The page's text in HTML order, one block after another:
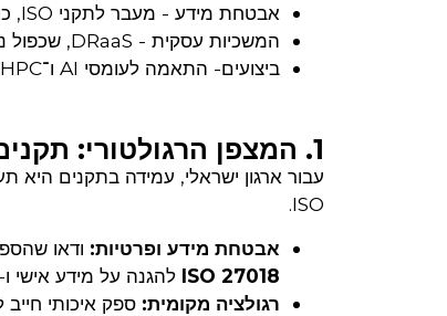
אבטחת מידע - מעבר לתקני ISO, כולל בקרות בפועל
המשכיות עסקית - DRaaS, שכפול נתונים ויכולת התאוששות מהירה
ביצועים- התאמה לעומסי AI ו־HPC
1. המצפן הרגולטורי: תקנים זה לא רק "ניירת"
עבור ארגון ישראלי, עמידה בתקנים
ISO.
אבטחת מידע ופרטיות: ודאו
ISO 27018 להגנה על מידע אישי ו-
רגולציה מקומית: ספק איכותי